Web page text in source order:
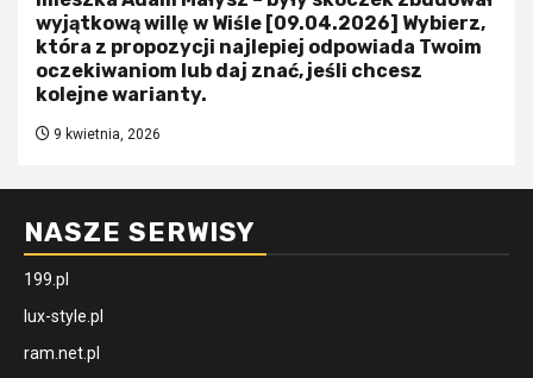
wyjątkową willę w Wiśle [09.04.2026] Wybierz,
która z propozycji najlepiej odpowiada Twoim
oczekiwaniom lub daj znać, jeśli chcesz
kolejne warianty.
9 kwietnia, 2026
NASZE SERWISY
199.pl
lux-style.pl
ram.net.pl